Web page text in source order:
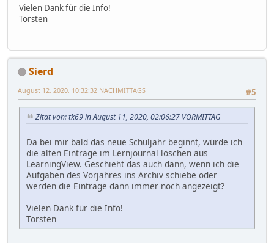
Vielen Dank für die Info!
Torsten
Sierd
#5
August 12, 2020, 10:32:32 NACHMITTAGS
Zitat von: tk69 in August 11, 2020, 02:06:27 VORMITTAG
Da bei mir bald das neue Schuljahr beginnt, würde ich
die alten Einträge im Lernjournal löschen aus
LearningView. Geschieht das auch dann, wenn ich die
Aufgaben des Vorjahres ins Archiv schiebe oder
werden die Einträge dann immer noch angezeigt?
Vielen Dank für die Info!
Torsten